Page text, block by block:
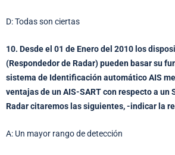
D: Todas son ciertas
10. Desde el 01 de Enero del 2010 los
(Respondedor de Radar) pueden basar su
sistema de Identificación automático AIS
ventajas de un AIS-SART con respecto a un
Radar citaremos las siguientes, -indicar la
A: Un mayor rango de detección